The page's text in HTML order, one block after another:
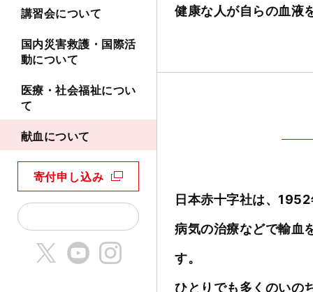
講習会について
国内災害救護・国際活
動について
医療・社会福祉につい
て
献血について
寄付申し込み
健康な人が自らの血液
日本赤十字社は、
病気の治療などで輸血
す。
ひとりでも多くのいの